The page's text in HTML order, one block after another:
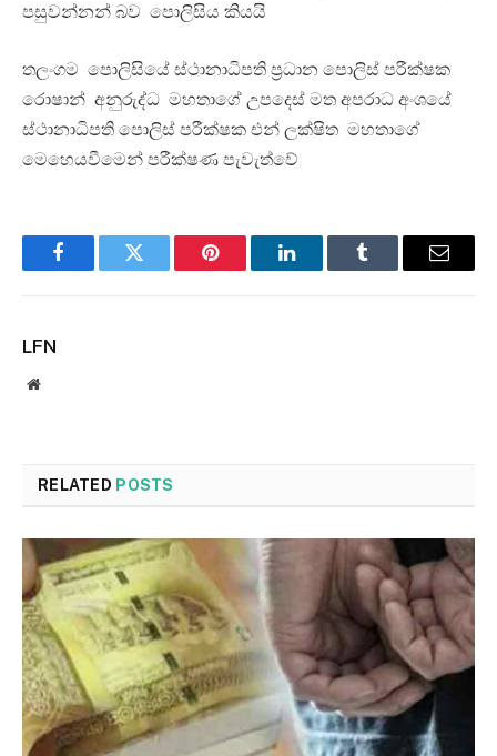
පසුවන්නන් බව පොලිසිය කියයි
තලංගම පොලිසියේ ස්ථානාධිපති ප්‍රධාන පොලිස් පරීක්ෂක
රොෂාන් අනුරුද්ධ මහතාගේ උපදෙස් මත අපරාධ අංශයේ
ස්ථානාධිපති පොලිස් පරීක්ෂක එන් ලක්ෂිත මහතාගේ
මෙහෙයවීමෙන් පරීක්ෂණ පැවැත්වේ
FacebookTwitter Pinterest LinkedInTumblr Email
LFN
Website
RELATED POSTS